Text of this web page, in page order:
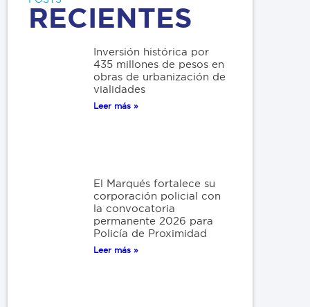
RECIENTES
Inversión histórica por
435 millones de pesos en
obras de urbanización de
vialidades
Leer más »
El Marqués fortalece su
corporación policial con
la convocatoria
permanente 2026 para
Policía de Proximidad
Leer más »